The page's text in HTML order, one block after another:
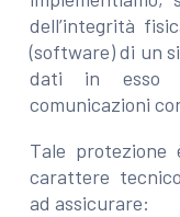
dell’integrità
(software) di un
dati in esso
comunicazioni
Tale
carattere
ad assicurare: